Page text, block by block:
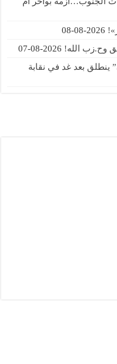
2026-08-08
وح.زب الله! 2026-08-07
ينطلق بعد غد في نقابة